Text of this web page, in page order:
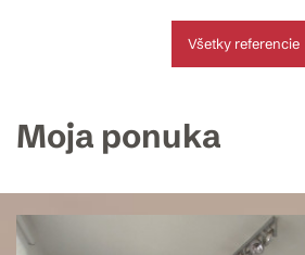
Všetky referencie
Moja ponuka